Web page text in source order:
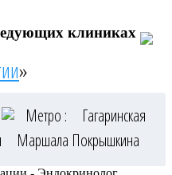
клиниках
»
Метро :
Гагаринская
Маршала Покрышкина